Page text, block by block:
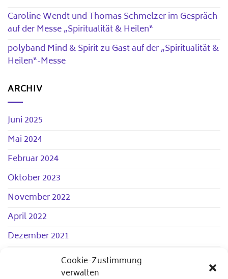
Cookie-Zustimmung
verwalten
Caroline Wendt und Thomas Schmelzer im Gespräch
auf der Messe „Spiritualität & Heilen“
polyband Mind & Spirit zu Gast auf der „Spiritualität &
Heilen“-Messe
ARCHIV
Juni 2025
Mai 2024
Februar 2024
Oktober 2023
November 2022
April 2022
Dezember 2021